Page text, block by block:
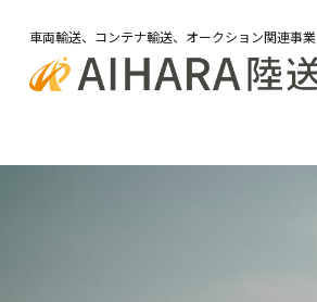
車両輸送、コンテナ輸送、オークション関連事業